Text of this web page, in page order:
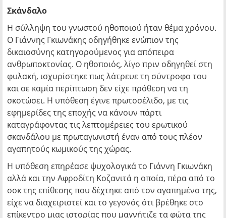
Σκάνδαλο
Η σύλληψη του γνωστού ηθοποιού ήταν θέμα χρόνου.
Ο Γιάννης Γκιωνάκης οδηγήθηκε ενώπιον της
δικαιοσύνης κατηγορούμενος για απόπειρα
ανθρωποκτονίας. Ο ηθοποιός, λίγο πριν οδηγηθεί στη
φυλακή, ισχυρίστηκε πως λάτρευε τη σύντροφο του
και σε καμία περίπτωση δεν είχε πρόθεση να τη
σκοτώσει. Η υπόθεση έγινε πρωτοσέλιδο, με τις
εφημερίδες της εποχής να κάνουν πάρτι
καταγράφοντας τις λεπτομέρειες του ερωτικού
σκανδάλου με πρωταγωνιστή έναν από τους πλέον
αγαπητούς κωμικούς της χώρας.
Η υπόθεση επηρέασε ψυχολογικά το Γιάννη Γκιωνάκη
αλλά και την Αφροδίτη Κοζανιτά η οποία, πέρα από το
σοκ της επίθεσης που δέχτηκε από τον αγαπημένο της,
είχε να διαχειριστεί και το γεγονός ότι βρέθηκε στο
επίκεντρο μιας ιστορίας που μαγνήτιζε τα φώτα της